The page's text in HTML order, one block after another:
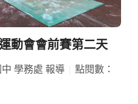
動會會前賽第二天
學務處 報導
點閱數：